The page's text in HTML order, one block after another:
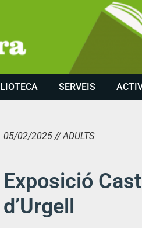
SERVEIS
05/02/2025 // ADULTS
Exposició
d’Urgell